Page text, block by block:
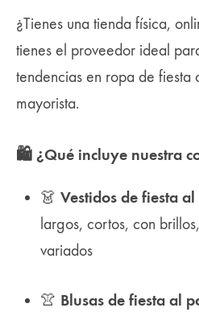
¿Tienes una tienda física,
tienes el proveedor ideal
tendencias en ropa de fiesta
mayorista.
🛍️ ¿Qué incluye nuestra
👗 Vestidos de fiesta
largos, cortos, con
variados
👚 Blusas de fiesta al